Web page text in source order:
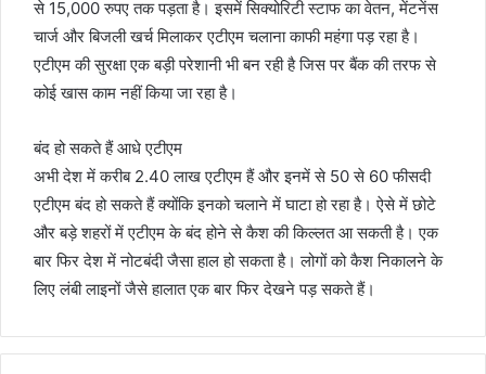
से 15,000 रुपए तक पड़ता है। इसमें सिक्योरिटी स्टाफ का वेतन, मेंटनेंस
चार्ज और बिजली खर्च मिलाकर एटीएम चलाना काफी महंगा पड़ रहा है।
एटीएम की सुरक्षा एक बड़ी परेशानी भी बन रही है जिस पर बैंक की तरफ से
कोई खास काम नहीं किया जा रहा है।
बंद हो सकते हैं आधे एटीएम
अभी देश में करीब 2.40 लाख एटीएम हैं और इनमें से 50 से 60 फीसदी
एटीएम बंद हो सकते हैं क्योंकि इनको चलाने में घाटा हो रहा है। ऐसे में छोटे
और बड़े शहरों में एटीएम के बंद होने से कैश की किल्लत आ सकती है। एक
बार फिर देश में नोटबंदी जैसा हाल हो सकता है। लोगों को कैश निकालने के
लिए लंबी लाइनों जैसे हालात एक बार फिर देखने पड़ सकते हैं।